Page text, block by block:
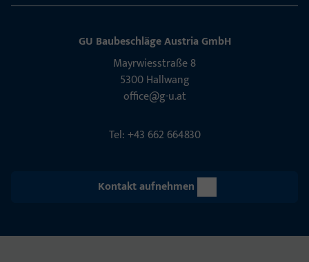
GU Baubeschläge Aus­tria GmbH
Mayrwies­straße 8
5300 Hall­wang
office@g-u.at
Tel: +43 662 664830
Kontakt aufnehmen